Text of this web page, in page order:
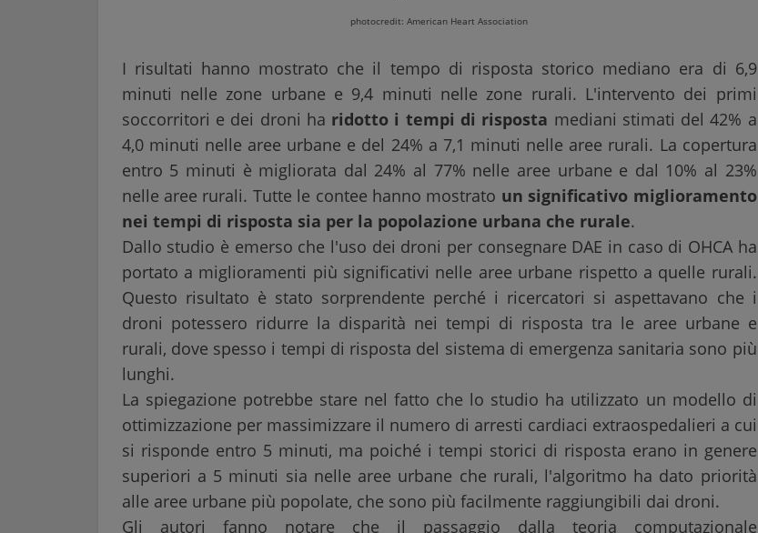
photocredit: American Heart Association
I risultati hanno mostrato che il tempo di risposta storico mediano era di 6,9
minuti nelle zone urbane e 9,4 minuti nelle zone rurali. L'intervento dei primi
soccorritori e dei droni ha ridotto i tempi di risposta mediani stimati del 42% a
4,0 minuti nelle aree urbane e del 24% a 7,1 minuti nelle aree rurali. La copertura
entro 5 minuti è migliorata dal 24% al 77% nelle aree urbane e dal 10% al 23%
nelle aree rurali. Tutte le contee hanno mostrato un significativo miglioramento
nei tempi di risposta sia per la popolazione urbana che rurale.
Dallo studio è emerso che l'uso dei droni per consegnare DAE in caso di OHCA ha
portato a miglioramenti più significativi nelle aree urbane rispetto a quelle rurali.
Questo risultato è stato sorprendente perché i ricercatori si aspettavano che i
droni potessero ridurre la disparità nei tempi di risposta tra le aree urbane e
rurali, dove spesso i tempi di risposta del sistema di emergenza sanitaria sono più
lunghi.
La spiegazione potrebbe stare nel fatto che lo studio ha utilizzato un modello di
ottimizzazione per massimizzare il numero di arresti cardiaci extraospedalieri a cui
si risponde entro 5 minuti, ma poiché i tempi storici di risposta erano in genere
superiori a 5 minuti sia nelle aree urbane che rurali, l'algoritmo ha dato priorità
alle aree urbane più popolate, che sono più facilmente raggiungibili dai droni.
Gli autori fanno notare che il passaggio dalla teoria computazionale